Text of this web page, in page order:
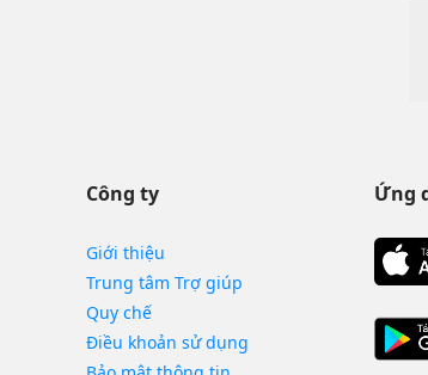
Công ty
Giới thiệu
Trung tâm Trợ giúp
Quy chế
Điều khoản sử dụng
Ứng